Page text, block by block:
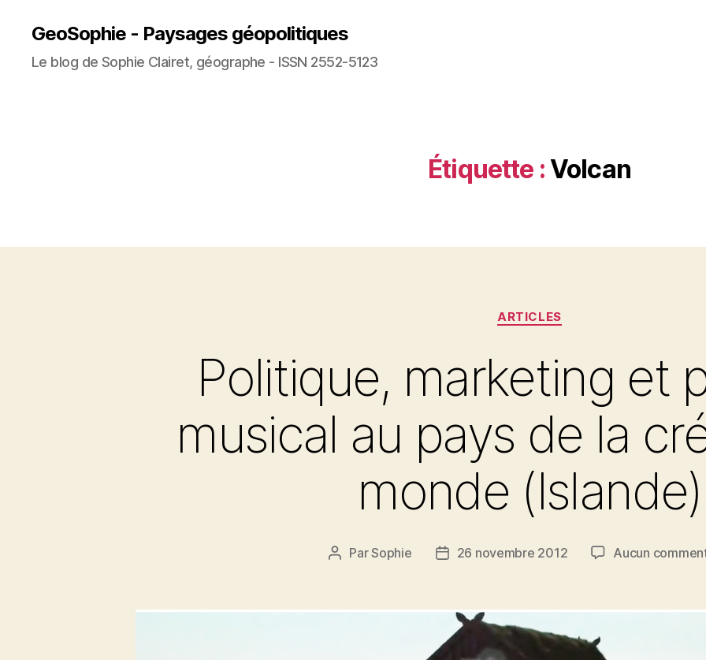
GeoSophie - Paysages géopolitiques
Le blog de Sophie Clairet, géographe - ISSN 2552-5123
Étiquette : Volcan
Catégories
ARTICLES
Politique, marketing et
musical au pays de la
monde (Islande)
Auteur
ParSophie
Date26 novembre 2012 Aucun